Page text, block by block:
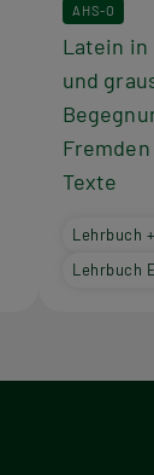
AHS-O
Latein in
und
Texte
Lehrbuch
Lehrbuch